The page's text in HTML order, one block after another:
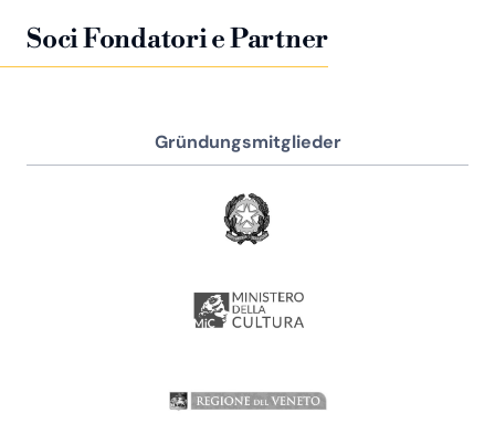
Soci Fondatori e Partner
Gründungsmitglieder